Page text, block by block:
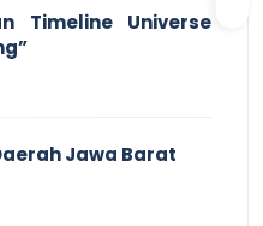
Timeline Universe
Jawa Barat